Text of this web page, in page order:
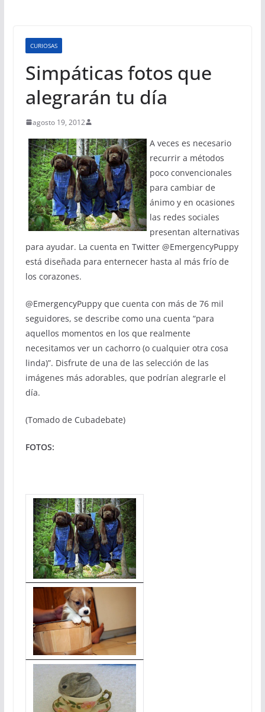
CURIOSAS
Simpáticas fotos que
alegrarán tu día
agosto 19, 2012
A veces es necesario
recurrir a métodos
poco convencionales
para cambiar de
ánimo y en ocasiones
las redes sociales
presentan alternativas
para ayudar. La cuenta en Twitter @EmergencyPuppy
está diseñada para enternecer hasta al más frío de
los corazones.
@EmergencyPuppy que cuenta con más de 76 mil
seguidores, se describe como una cuenta “para
aquellos momentos en los que realmente
necesitamos ver un cachorro (o cualquier otra cosa
linda)”. Disfrute de una de las selección de las
imágenes más adorables, que podrían alegrarle el
día.
(Tomado de Cubadebate)
FOTOS: